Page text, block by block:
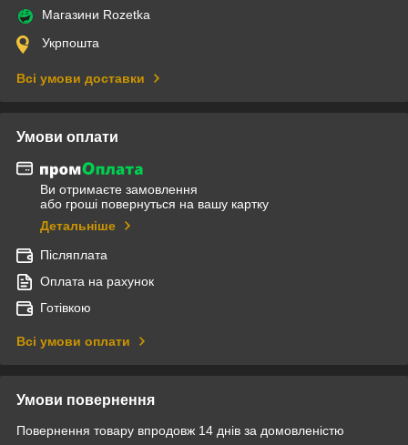
Магазини Rozetka
Укрпошта
Всі умови доставки
Умови оплати
Ви отримаєте замовлення
або гроші повернуться на вашу картку
Детальніше
Післяплата
Оплата на рахунок
Готівкою
Всі умови оплати
Умови повернення
Повернення товару впродовж 14 днів за домовленістю